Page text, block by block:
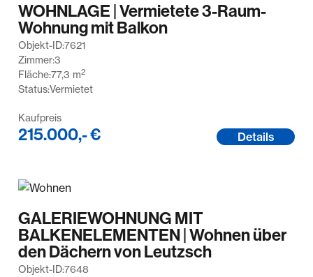
WOHNLAGE | Vermietete 3-Raum-
Wohnung mit Balkon
Objekt-ID:7621
Zimmer:3
Fläche:77,3 m2
Status:Vermietet
Kaufpreis
215.000,- € Details
GALERIEWOHNUNG MIT
BALKENELEMENTEN | Wohnen über
den Dächern von Leutzsch
Objekt-ID:7648